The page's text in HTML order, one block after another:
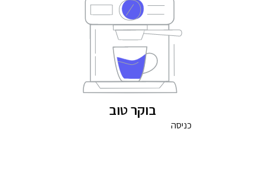
בוקר טוב
כניסה